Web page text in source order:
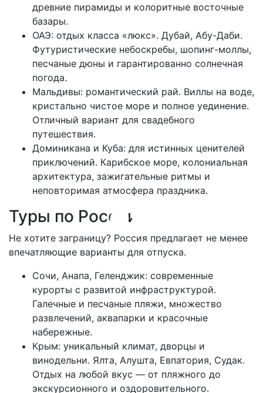
древние пирамиды и колоритные восточные
базары.
ОАЭ: отдых класса «люкс». Дубай, Абу-Даби.
Футуристические небоскребы, шопинг-моллы,
песчаные дюны и гарантированно солнечная
погода.
Мальдивы: романтический рай. Виллы на воде,
кристально чистое море и полное уединение.
Отличный вариант для свадебного
путешествия.
Доминикана и Куба: для истинных ценителей
приключений. Карибское море, колониальная
архитектура, зажигательные ритмы и
неповторимая атмосфера праздника.
Туры по России
Не хотите заграницу? Россия предлагает не менее
впечатляющие варианты для отпуска.
Сочи, Анапа, Геленджик: современные
курорты с развитой инфраструктурой.
Галечные и песчаные пляжи, множество
развлечений, аквапарки и красочные
набережные.
Крым: уникальный климат, дворцы и
винодельни. Ялта, Алушта, Евпатория, Судак.
Отдых на любой вкус — от пляжного до
экскурсионного и оздоровительного.